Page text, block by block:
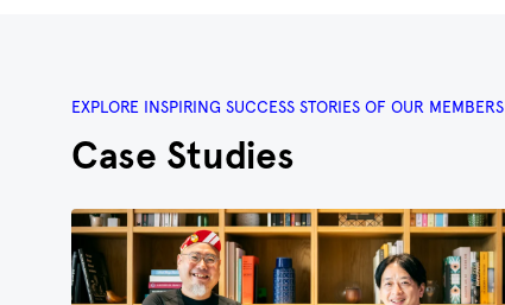
EXPLORE INSPIRING SUCCESS STORIES OF OUR MEMBERS
Case Studies